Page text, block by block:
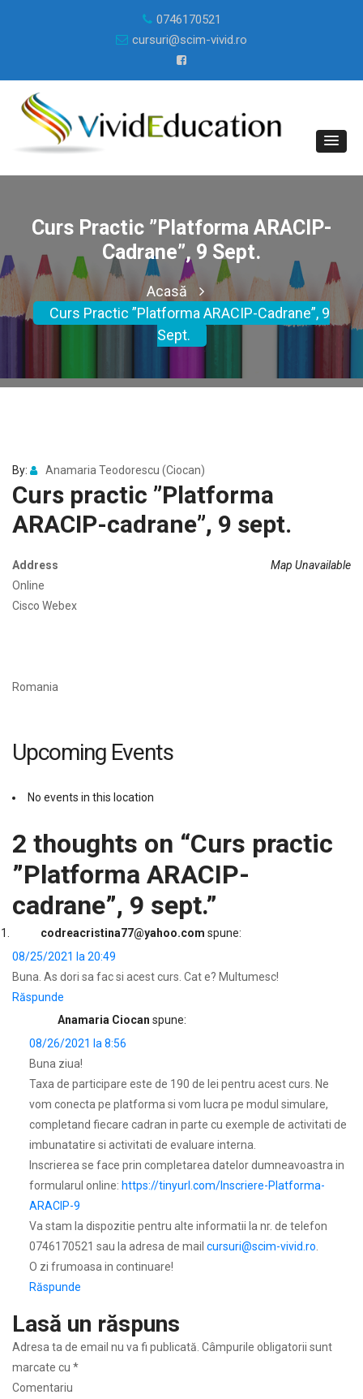
0746170521
cursuri@scim-vivid.ro
Curs Practic ”Platforma ARACIP-
Cadrane”, 9 Sept.
Acasă
Curs Practic ”Platforma ARACIP-Cadrane”, 9
Sept.
By: Anamaria Teodorescu (Ciocan)
Curs practic ”Platforma
ARACIP-cadrane”, 9 sept.
Map Unavailable
Address
Online
Cisco Webex
Romania
Upcoming Events
No events in this location
2 thoughts on “Curs practic
”Platforma ARACIP-
cadrane”, 9 sept.”
codreacristina77@yahoo.com spune:
08/25/2021 la 20:49
Buna. As dori sa fac si acest curs. Cat e? Multumesc!
Răspunde
Anamaria Ciocan spune:
08/26/2021 la 8:56
Buna ziua!
Taxa de participare este de 190 de lei pentru acest curs. Ne
vom conecta pe platforma si vom lucra pe modul simulare,
completand fiecare cadran in parte cu exemple de activitati de
imbunatatire si activitati de evaluare interna.
Inscrierea se face prin completarea datelor dumneavoastra in
formularul online: https://tinyurl.com/Inscriere-Platforma-
ARACIP-9
Va stam la dispozitie pentru alte informatii la nr. de telefon
0746170521 sau la adresa de mail cursuri@scim-vivid.ro
O zi frumoasa in continuare!
Răspunde
Lasă un răspuns
Adresa ta de email nu va fi publicată. Câmpurile obligatorii sunt
marcate cu *
Comentariu